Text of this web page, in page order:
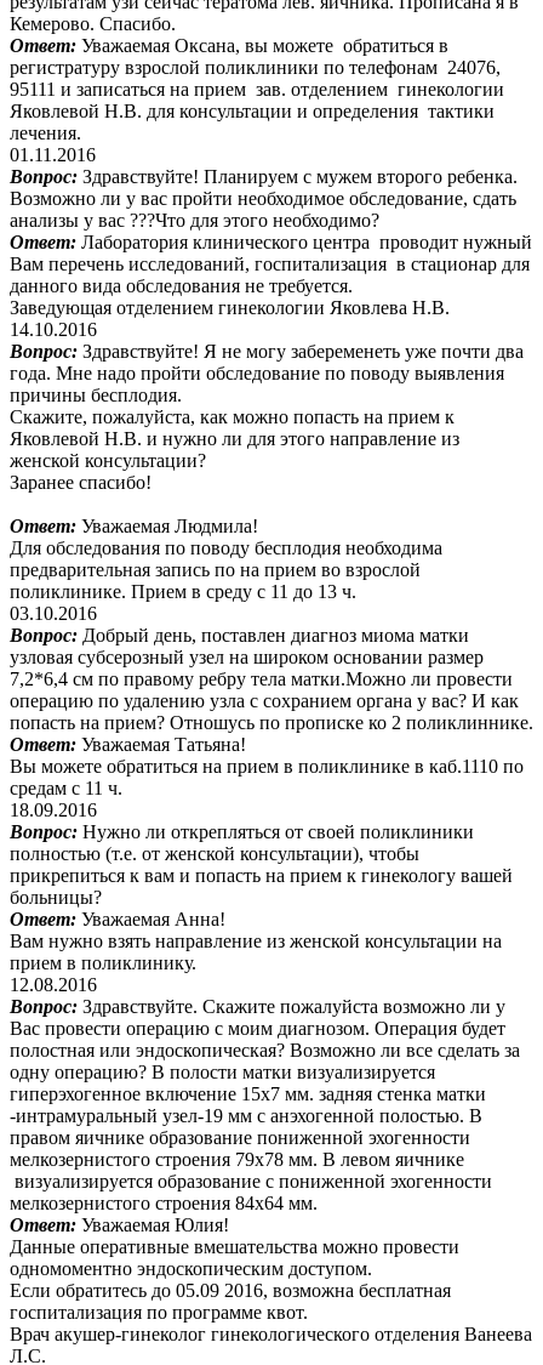
Кемерово. Спасибо.
Ответ: Уважаемая Оксана, вы можете обратиться в
регистратуру взрослой поликлиники по телефонам 24076,
95111 и записаться на прием зав. отделением гинекологии
Яковлевой Н.В. для консультации и определения тактики
лечения.
01.11.2016
Вопрос: Здравствуйте! Планируем с мужем второго ребенка.
Возможно ли у вас пройти необходимое обследование, сдать
анализы у вас ???Что для этого необходимо?
Ответ: Лаборатория клинического центра проводит нужный
Вам перечень исследований, госпитализация в стационар для
данного вида обследования не требуется.
Заведующая отделением гинекологии Яковлева Н.В.
14.10.2016
Вопрос: Здравствуйте! Я не могу забеременеть уже почти два
года. Мне надо пройти обследование по поводу выявления
причины бесплодия.
Скажите, пожалуйста, как можно попасть на прием к
Яковлевой Н.В. и нужно ли для этого направление из
женской консультации?
Заранее спасибо!
Ответ: Уважаемая Людмила!
Для обследования по поводу бесплодия необходима
предварительная запись по на прием во взрослой
поликлинике. Прием в среду с 11 до 13 ч.
03.10.2016
Вопрос: Добрый день, поставлен диагноз миома матки
узловая субсерозный узел на широком основании размер
7,2*6,4 см по правому ребру тела матки.Можно ли провести
операцию по удалению узла с сохранием органа у вас? И как
попасть на прием? Отношусь по прописке ко 2 поликлиннике.
Ответ: Уважаемая Татьяна!
Вы можете обратиться на прием в поликлинике в каб.1110 по
средам с 11 ч.
18.09.2016
Вопрос: Нужно ли открепляться от своей поликлиники
полностью (т.е. от женской консультации), чтобы
прикрепиться к вам и попасть на прием к гинекологу вашей
больницы?
Ответ: Уважаемая Анна!
Вам нужно взять направление из женской консультации на
прием в поликлинику.
12.08.2016
Вопрос: Здравствуйте. Скажите пожалуйста возможно ли у
Вас провести операцию с моим диагнозом. Операция будет
полостная или эндоскопическая? Возможно ли все сделать за
одну операцию? В полости матки визуализируется
гиперэхогенное включение 15х7 мм. задняя стенка матки
-интрамуральный узел-19 мм с анэхогенной полостью. В
правом яичнике образование пониженной эхогенности
мелкозернистого строения 79х78 мм. В левом яичнике
визуализируется образование с пониженной эхогенности
мелкозернистого строения 84х64 мм.
Ответ: Уважаемая Юлия!
Данные оперативные вмешательства можно провести
одномоментно эндоскопическим доступом.
Если обратитесь до 05.09 2016, возможна бесплатная
госпитализация по программе квот.
Врач акушер-гинеколог гинекологического отделения Ванеева
Л.С.